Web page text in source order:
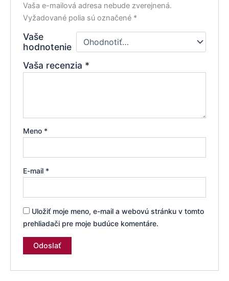
Vaša e-mailová adresa nebude zverejnená.
Vyžadované polia sú označené *
Vaše
hodnotenie
Vaša recenzia *
Meno *
E-mail *
Uložiť moje meno, e-mail a webovú stránku v tomto
prehliadači pre moje budúce komentáre.